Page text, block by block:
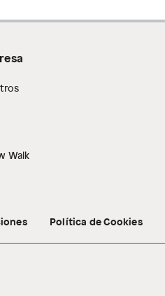
Walk
Política de Cookies